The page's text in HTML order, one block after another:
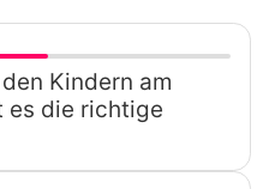
Kindern am
es die richtige